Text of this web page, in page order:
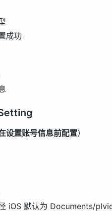
成功
设置账号信息前配置）
iOS 默认为 Documents/